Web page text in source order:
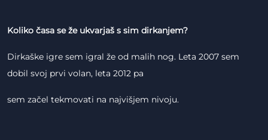
Koliko časa se že ukvarjaš s sim dirkanjem?
Dirkaške igre sem igral že od malih nog. Leta 2007 sem
dobil svoj prvi volan, leta 2012 pa
sem začel tekmovati na najvišjem nivoju.